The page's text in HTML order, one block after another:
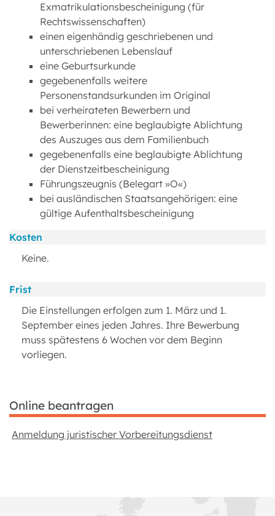
Exmatrikulationsbescheinigung (für
Rechtswissenschaften)
einen eigenhändig geschriebenen und
unterschriebenen Lebenslauf
eine Geburtsurkunde
gegebenenfalls weitere
Personenstandsurkunden im Original
bei verheirateten Bewerbern und
Bewerberinnen: eine beglaubigte Ablichtung
des Auszuges aus dem Familienbuch
gegebenenfalls eine beglaubigte Ablichtung
der Dienstzeitbescheinigung
Führungszeugnis (Belegart »O«)
bei ausländischen Staatsangehörigen: eine
gültige Aufenthaltsbescheinigung
Kosten
Keine.
Frist
Die Einstellungen erfolgen zum 1. März und 1.
September eines jeden Jahres. Ihre Bewerbung
muss spätestens 6 Wochen vor dem Beginn
vorliegen.
Online beantragen
Anmeldung juristischer Vorbereitungsdienst